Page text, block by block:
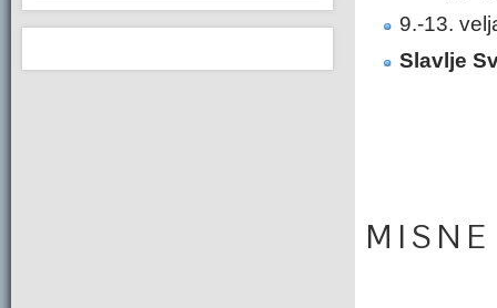
9.-13.
Slavlje
M I S N